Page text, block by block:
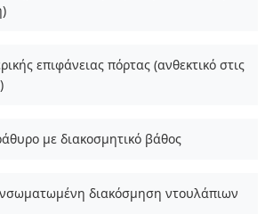
επιφάνειας πόρτας (ανθεκτικό στις
με διακοσμητικό βάθος
διακόσμηση ντουλάπιων